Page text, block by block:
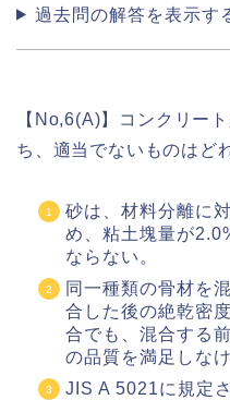
過去問の解答を表示す
【No,6(A)】コンクリー
ち、適当でないものはど
砂は、材料分離に
め、粘土塊量が
ならない。
同一種類の骨材を
合した後の絶乾密
合でも、混合する
の品質を満足しな
JIS A 5021に規定